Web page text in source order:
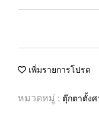
เพิ่มรายการโปรด
หมวดหมู่ : ตุ๊กตาตั้งศ